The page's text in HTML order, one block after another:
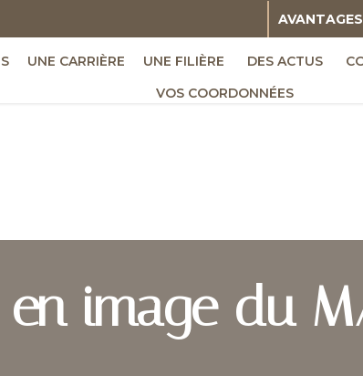
AVANTAGES
UNE CARRIÈRE UNE FILIÈRE DES ACTUS
VOS COORDONNÉES
image du